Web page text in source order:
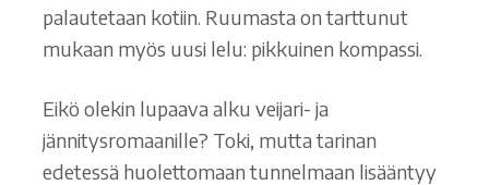
palautetaan kotiin. Ruumasta on tarttunut
mukaan myös uusi lelu: pikkuinen kompassi.
Eikö olekin lupaava alku veijari- ja
jännitysromaanille? Toki, mutta tarinan
edetessä huolettomaan tunnelmaan lisääntyy